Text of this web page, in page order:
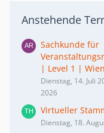
Anstehende
Sachkunde für
| Level 1 | Wien
Dienstag, 14. Juli
2026
Virtueller
Dienstag, 18.